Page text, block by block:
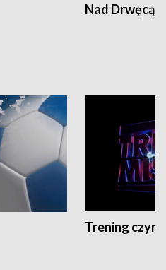
Nad Drwęcą
Trening czyni